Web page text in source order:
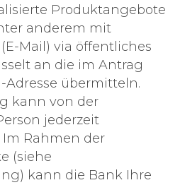
Produktangebote
anderem mit
Mail) via öffentliches
an die im Antrag
übermitteln.
kann von der
jederzeit
Rahmen der
(siehe
kann die Bank Ihre